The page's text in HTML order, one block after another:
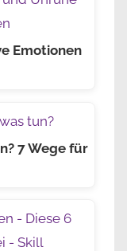
Emotionen
7 Wege für